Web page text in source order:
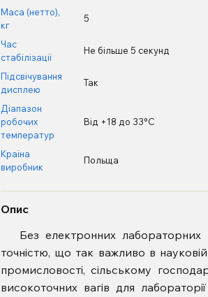
Маса (нетто),
кг
5
Час
стабілізації
Не більше 5 секунд
Підсвічування
дисплею
Так
Діапазон
робочих
температур
Від +18 до 33°С
Країна
виробник
Польща
Опис
Без електронних
точністю, що так важливо в науковій
промисловості, сільському
високоточних вагів для